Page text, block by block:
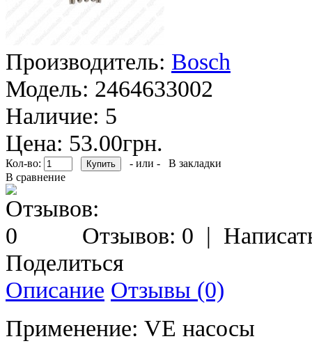
Производитель: Bosch
Модель: 2464633002
Наличие: 5
Цена: 53.00грн.
Кол-во: - или -
В закладки
В сравнение
Отзывов: 0 |
Поделиться
Описание Отзывы (0)
Применение: VE насосы